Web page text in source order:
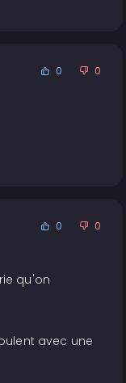
0 0
0 0
qu'on
avec une